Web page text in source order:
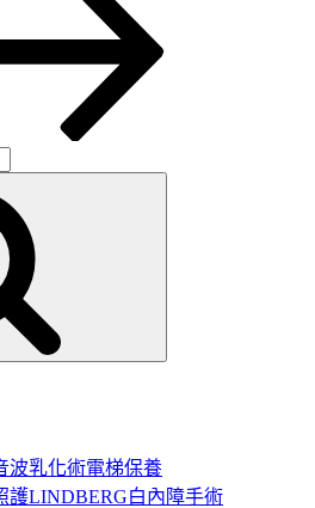
波乳化術電梯保養
護LINDBERG白內障手術